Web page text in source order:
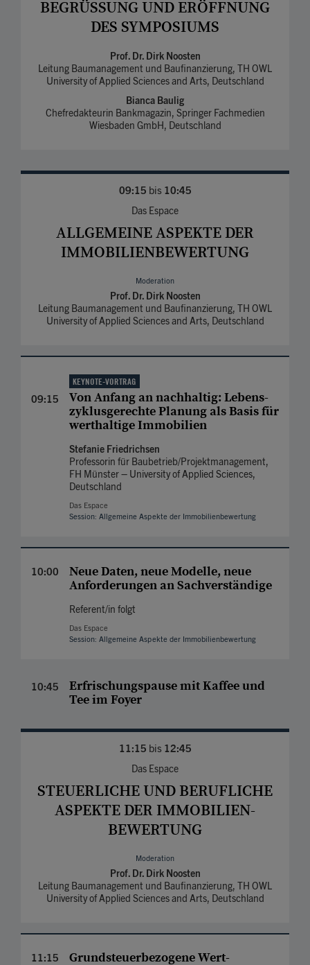
BEGRÜSSUNG UND ERÖFFNUNG D
ES SYMPOSIUMS
Prof. Dr. Dirk Noosten
Leitung Baumanagement und Baufinanzierung, TH OWL
University of Applied Sciences and Arts, Deutschland
Bianca Baulig
Chefredakteurin Bankmagazin, Springer Fachmedien
Wiesbaden GmbH, Deutschland
09:15 bis 10:45
Das Espace
ALLGEMEINE ASPEKTE DER
IMMOBILIENBEWERTUNG
Moderation
Prof. Dr. Dirk Noosten
Leitung Baumanagement und Baufinanzierung, TH OWL
University of Applied Sciences and Arts, Deutschland
09:15
KEYNOTE-VORTRAG
Von Anfang an nach­haltig: Lebens­
zyklus­gerechte Planung als Basis für
wert­haltige Immobilien
Stefanie Friedrichsen
Professorin für Baubetrieb/Projektmanagement,
FH Münster – University of Applied Sciences,
Deutschland
Das Espace
Session: Allgemeine Aspekte der Immobilienbewertung
10:00
Neue Daten, neue Modelle, neue
Anfor­derungen an Sach­verständige
Referent/in folgt
Das Espace
Session: Allgemeine Aspekte der Immobilienbewertung
10:45
Erfrischungs­pause mit Kaffee und
Tee im Foyer
11:15 bis 12:45
Das Espace
STEUERLICHE UND BERUF­LICHE
ASPEKTE DER IMMOBILIEN­
BEWERTUNG
Moderation
Prof. Dr. Dirk Noosten
Leitung Baumanagement und Baufinanzierung, TH OWL
University of Applied Sciences and Arts, Deutschland
11:15 Grundsteuer­bezogene Wert­